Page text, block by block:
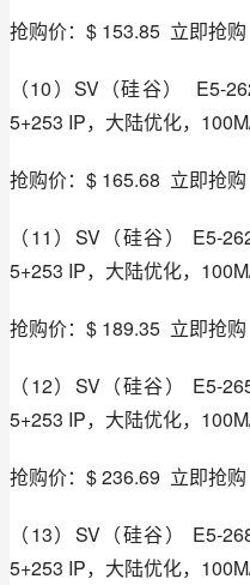
抢购价：$ 153.85  立即抢购
（10）SV（硅谷）  E5-
5+253 IP，大陆优化，
抢购价：$ 165.68  立即抢购
（11）SV（硅谷） E5-
5+253 IP，大陆优化，
抢购价：$ 189.35  立即抢购
（12）SV（硅谷） E5-
5+253 IP，大陆优化，
抢购价：$ 236.69  立即抢购
（13）SV（硅谷） E5-
5+253 IP，大陆优化，